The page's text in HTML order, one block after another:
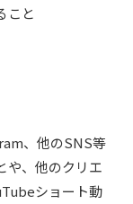
こと
、他のSNS等
や、他のクリエ
ショート動